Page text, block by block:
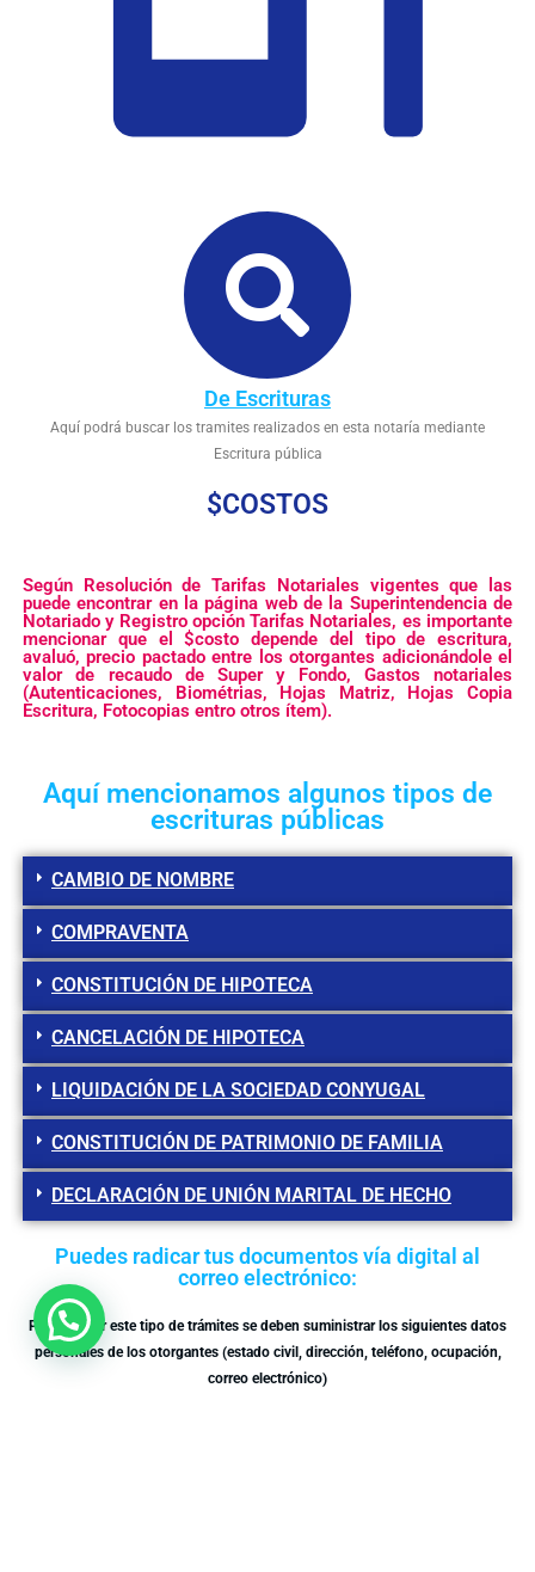
De Escrituras
Aquí podrá buscar los tramites realizados en esta notaría mediante
Escritura pública
$COSTOS
Según Resolución de Tarifas Notariales vigentes que las
puede encontrar en la página web de la Superintendencia de
Notariado y Registro opción Tarifas Notariales, es importante
mencionar que el $costo depende del tipo de escritura,
avaluó, precio pactado entre los otorgantes adicionándole el
valor de recaudo de Super y Fondo, Gastos notariales
(Autenticaciones, Biométrias, Hojas Matriz, Hojas Copia
Escritura, Fotocopias entro otros ítem).
Aquí mencionamos algunos tipos de
escrituras públicas
CAMBIO DE NOMBRE
COMPRAVENTA
CONSTITUCIÓN DE HIPOTECA
CANCELACIÓN DE HIPOTECA
LIQUIDACIÓN DE LA SOCIEDAD CONYUGAL
CONSTITUCIÓN DE PATRIMONIO DE FAMILIA
DECLARACIÓN DE UNIÓN MARITAL DE HECHO
Puedes radicar tus documentos vía digital al
correo electrónico:
Para realizar este tipo de trámites se deben suministrar los siguientes datos
personales de los otorgantes (estado civil, dirección, teléfono, ocupación,
correo electrónico)